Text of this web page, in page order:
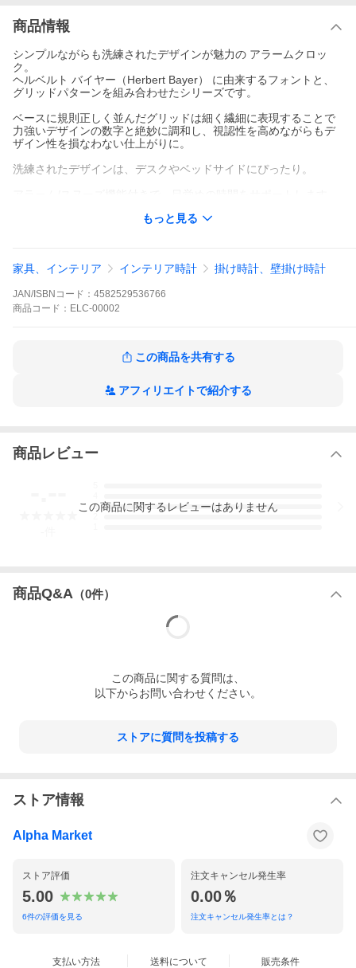
商品情報
シンプルながらも洗練されたデザインが魅力の アラームクロッ
ク。
ヘルベルト バイヤー（Herbert Bayer） に由来するフォントと、
グリッドパターンを組み合わせたシリーズです。
ベースに規則正しく並んだグリッドは細く繊細に表現することで
力強いデザインの数字と絶妙に調和し、視認性を高めながらもデ
ザイン性を損なわない仕上がりに。
洗練されたデザインは、デスクやベッドサイドにぴったり。
みやすく、プレゼントにも最適です。
仕様：
電源：単2乾電池 × 1（別売）
スイープムーブメント
もっと見る
家具、インテリア インテリア時計 掛け時計、壁掛け時計
JAN/ISBNコード： 4582529536766
商品 コード： ELC-00002
この商品を共有する
アフィリエイトで紹介する
商品レビュー
3
この商品に関するレビューはありません
商品Q&A （0件）
この商品に関する質問は、
以下からお問い合わせください。
ストアに質問を投稿する
ストア情報
Alpha Market
ストア評価
5.00
6件の評価を見る
注文キャンセル発生率
0.00％
注文キャンセル発生率とは？
支払い方法 送料について 販売条件